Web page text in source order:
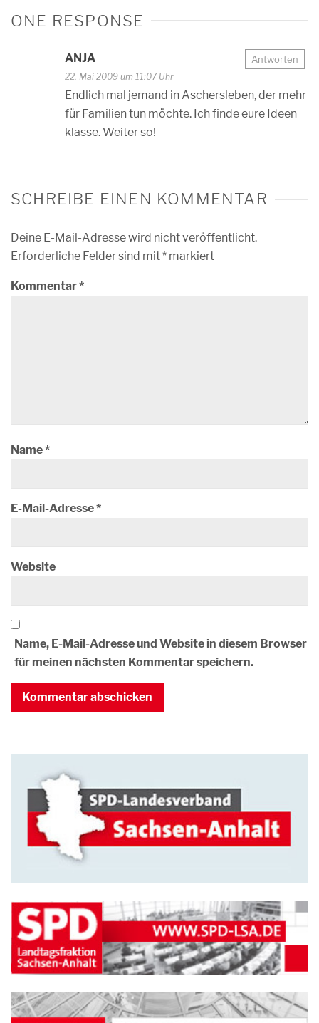
ONE RESPONSE
ANJA
22. Mai 2009 um 11:07 Uhr
Endlich mal jemand in Aschersleben, der mehr
für Familien tun möchte. Ich finde eure Ideen
klasse. Weiter so!
Antworten
SCHREIBE EINEN KOMMENTAR
Deine E-Mail-Adresse wird nicht veröffentlicht.
Erforderliche Felder sind mit* markiert
Kommentar*
Name*
E-Mail-Adresse*
Website
Name, E-Mail-Adresse und Website in diesem Browser
für meinen nächsten Kommentar speichern.